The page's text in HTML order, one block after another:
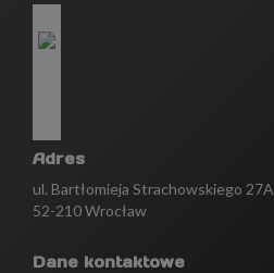
Adres
ul. Bartłomieja Strachowskiego 27A
52-210 Wrocław
Dane kontaktowe